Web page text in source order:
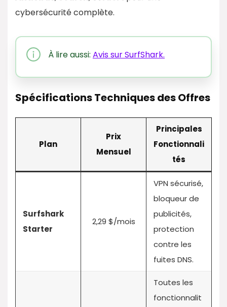
cybersécurité complète.
À lire aussi: Avis sur SurfShark.
Spécifications Techniques des Offres
Plan
Prix
Mensuel
Principales
Fonctionnali
tés
Surfshark
Starter
2,29 $/mois
VPN sécurisé,
bloqueur de
publicités,
protection
contre les
fuites DNS.
Toutes les
fonctionnalit